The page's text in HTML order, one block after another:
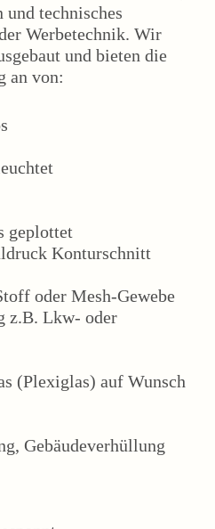
technisches
Werbetechnik. Wir
und bieten die
an von:
geplottet
Konturschnitt
oder Mesh-Gewebe
z.B. Lkw- oder
(Plexiglas) auf Wunsch
Gebäudeverhüllung